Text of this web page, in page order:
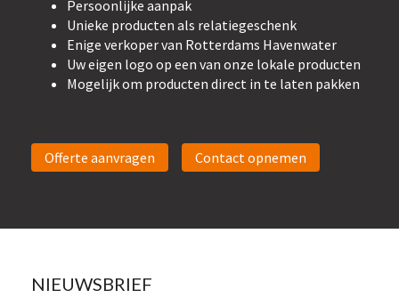
Persoonlijke aanpak
Unieke producten als relatiegeschenk
Enige verkoper van Rotterdams Havenwater
Uw eigen logo op een van onze lokale producten
Mogelijk om producten direct in te laten pakken
Offerte aanvragen Contact opnemen
NIEUWSBRIEF